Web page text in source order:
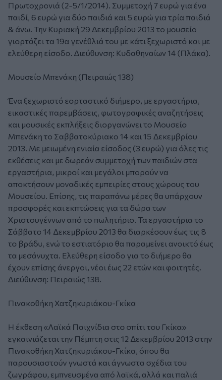
Πρωτοχρονιά (2-5/1/2014). Συμμετοχή 7 ευρώ για ένα
παιδί, 6 ευρώ για δύο παιδιά και 5 ευρώ για τρία παιδιά
& άνω. Την Κυριακή 29 Δεκεμβρίου 2013 το μουσείο
γιορτάζει τα 19α γενέθλιά του με κάτι ξεχωριστό και με
ελεύθερη είσοδο. Διεύθυνση: Κυδαθηναίων 14 (Πλάκα).
Μουσείο Μπενάκη (Πειραιώς 138)
Ένα ξεχωριστό εορταστικό διήμερο, με εργαστήρια,
εικαστικές παρεμβάσεις, φωτογραφικές αναζητήσεις
και μουσικές εκπλήξεις διοργανώνει το Μουσείο
Μπενάκη το Σαββατοκύριακο 14 και 15 Δεκεμβρίου
2013. Με μειωμένη ενιαία είσοδος (3 ευρώ) για όλες τις
εκθέσεις και με δωρεάν συμμετοχή των παιδιών στα
εργαστήρια, μικροί και μεγάλοι μπορούν να
αποκτήσουν μοναδικές εμπειρίες στους χώρους του
Μουσείου. Επίσης, τις παραπάνω μέρες θα υπάρχουν
προσφορές και εκπτώσεις για τα δώρα των
Χριστουγέννων από το πωλητήριο. Τα εργαστήρια το
Σάββατο 14 Δεκεμβρίου 2013 θα διαρκέσουν έως τις 8
το βράδυ, ενώ το εστιατόριο θα παραμείνει ανοικτό έως
τα μεσάνυχτα. Ελεύθερη είσοδο για το διήμερο θα
έχουν επίσης άνεργοι, νέοι έως 22 ετών και φοιτητές.
Διεύθυνση: Πειραιώς 138.
Πινακοθήκη Χατζηκυριάκου-Γκίκα
Η έκθεση «Λαϊκά Παιχνίδια στο σπίτι του Γκίκα»
εγκαινιάζεται την Πέμπτη στις 12 Δεκεμβρίου 2013 στην
Πινακοθήκη Χατζηκυριάκου-Γκίκα, όπου θα
παρουσιαστούν γνωστά και άγνωστα σχέδια του
ζωγράφου, εμπνευσμένα από λαϊκά, αλλά και παλιά